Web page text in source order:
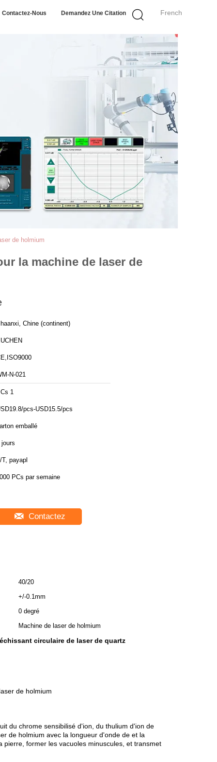
French
Contactez-Nous Demandez Une Citation
de holmium
la machine de laser de
Chine (continent)
N-021
1
pcs-USD15.5/pcs
emballé
jours
T, payapl
PCs par semaine
Contactez
40/20
+/-0.1mm
0 degré
Machine de laser de holmium
circulaire de laser de quartz
de holmium
du chrome sensibilisé d'ion, du thulium d'ion de
de holmium avec la longueur d'onde de et la
former les vacuoles minuscules, et transmet